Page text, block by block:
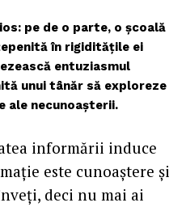
pe de o parte, o școală
în rigiditățile ei
entuziasmul
unui tânăr să exploreze
ale necunoașterii.
informării induce
este cunoaștere și
deci nu mai ai